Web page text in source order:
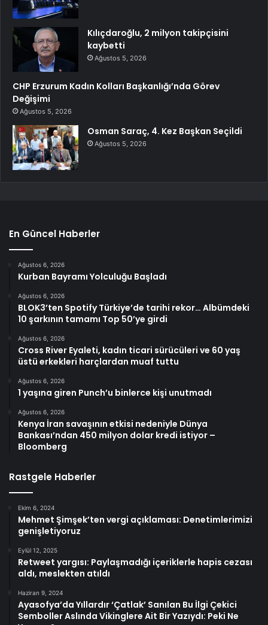
Kılıçdaroğlu, 2 milyon takipçisini
kaybetti
Ağustos 5, 2026
CHP Erzurum Kadın Kolları Başkanlığı’nda Görev
Değişimi
Ağustos 5, 2026
Osman Saraç, 4. Kez Başkan Seçildi
Ağustos 5, 2026
En Güncel Haberler
Ağustos 6, 2026
Kurban Bayramı Yolculuğu Başladı
Ağustos 6, 2026
BLOK3’ten Spotify Türkiye’de tarihi rekor… Albümdeki
10 şarkının tamamı Top 50’ye girdi
Ağustos 6, 2026
Cross River Eyaleti, kadın ticari sürücüleri ve 60 yaş
üstü erkekleri harçlardan muaf tuttu
Ağustos 6, 2026
1 yaşına giren Punch’u binlerce kişi unutmadı
Ağustos 6, 2026
Kenya İran savaşının etkisi nedeniyle Dünya
Bankası’ndan 450 milyon dolar kredi istiyor –
Bloomberg
Rastgele Haberler
Ekim 6, 2024
Mehmet Şimşek’ten vergi açıklaması: Denetimlerimizi
genişletiyoruz
Eylül 12, 2025
Retweet yargısı: Paylaşmadığı içeriklerle hapis cezası
aldı, meslekten atıldı
Haziran 9, 2024
Ayasofya’da Yıllardır ‘Çatlak’ Sanılan Bu İlgi Çekici
Semboller Aslında Vikinglere Ait Bir Yazıydı: Peki Ne